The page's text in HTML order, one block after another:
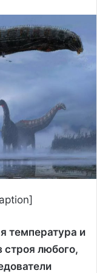
температура и
строя любого,